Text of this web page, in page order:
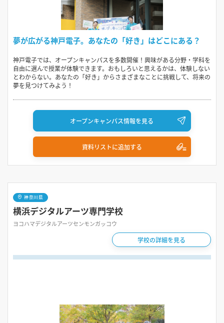
夢が広がる神戸電子。あなたの「好き」はどこにある？
神戸電子では、オープンキャンパスを多数開催！興味がある分野・学科を
自由に選んで授業が体験できます。おもしろいと思えるかは、体験しない
とわからない。あなたの「好き」からさまざまなことに挑戦して、将来の
夢を見つけてみよう！
オープンキャンパス情報を見る
資料リストに追加する
神奈川県
横浜デジタルアーツ専門学校
ヨコハマデジタルアーツセンモンガッコウ
学校の詳細を見る